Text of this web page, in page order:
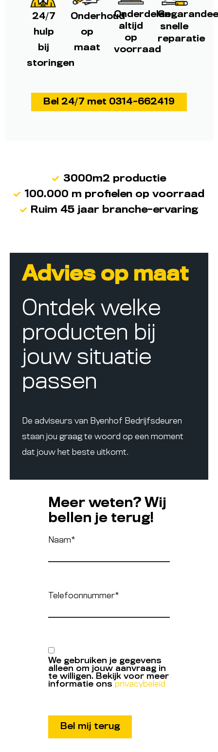
24/7
hulp
bij
storingen
Onderhoud
op
maat
Onderdelen
altijd
op
voorraad
snelle
reparatie
Bel 24/7 met 0314-662419
3000m2 productie
100.000 m profielen op voorraad
Ruim 45 jaar branche-ervaring
Advies op maat
Ontdek welke
producten bij
jouw situatie
passen
De adviseurs van Byenhof Bedrijfsdeuren
staan jou graag te woord op een moment
dat jouw het beste uitkomt.
Meer weten? Wij
bellen je terug!
Naam*
Telefoonnummer*
We gebruiken je gegevens
alleen om jouw aanvraag in
te willigen. Bekijk voor meer
informatie ons privacybeleid